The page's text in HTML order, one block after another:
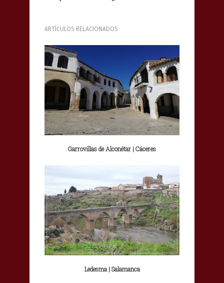
ARTÍCULOS RELACIONADOS
Garrovillas de Alconétar | Cáceres
Ledesma | Salamanca